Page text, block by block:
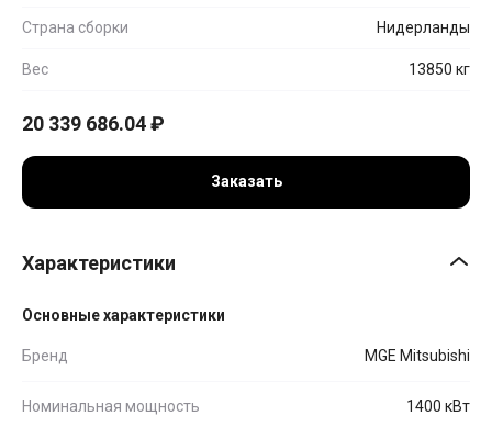
Страна сборки Нидерланды
Вес 13850 кг
20 339 686.04₽
Заказать
Характеристики
Основные характеристики
Бренд MGE Mitsubishi
Номинальная мощность 1400 кВт